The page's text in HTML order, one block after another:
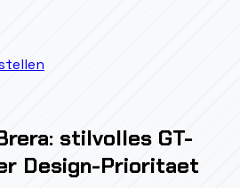
stilvolles GT-
Design-Prioritaet